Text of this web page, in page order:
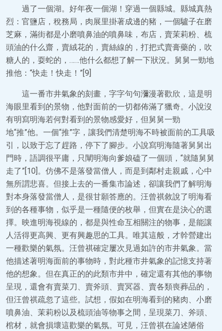
過了一個湖。好年夜一個湖！穿過一個縣城。縣城真熱
烈：官鹽店，稅務局，肉展里掛著成邊的豬，一個驢子在磨
芝麻，滿街都是小磨噴鼻油的噴鼻味，布店，賣茉莉粉、梳
頭油的什么齋，賣絨花的，賣絲線的，打把式賣膏藥的，吹
糖人的，耍蛇的，……他什么都想了解一下狀況。舅舅一勁地
推他：“快走！快走！”[9]
這一番市井氣象的刻畫，字字句句瀰漫著歡欣，這是明
海眼里看到的景物，他對面前的一切都佈滿了獵奇。小說沒
有明寫明海若何對看到的景物感愛好，但舅舅一勁
地“推”他。一個“推”字，讓我們清楚明海不時被面前的工具吸
引，以致于忘了趕路，停下了腳步。小說寫明海隨著舅舅出
門時，語調很平庸，只闡明海向爹娘磕了一個頭，“就隨舅舅
走了”[10]。仿佛不是落發當僧人，而是到鄰村走親戚，心中
無所謂悲喜。但接上去的一番集市論述，卻讓我們了解明海
對本身落發當僧人，是很甘願答應的。汪曾祺敘說了明海看
到的各種事物，似乎是一種隨便的枚舉，但實在是決心的選
擇。映進明海視線的，都是與性命互相關注的物事，是能讓
人活得更高興、更有興趣思的工具。唯其這般，才幹營建出
一種歡樂的氣氛。汪曾祺確定屢次見過如許的市井氣象。當
他描述著明海面前的事物時，對此種市井氣象的記憶支持著
他的想象。但在真正的的此類市井中，確定還有其他的事物
呈現，還會有賣菜刀、賣斧頭、賣冥器、賣各類喪葬品的，
但汪曾祺疏忽了這些。試想，假如在明海看到的豬肉、小磨
噴鼻油、茉莉粉以及梳頭油等物事之間，呈現菜刀、斧頭、
棺材，就會損壞這歡樂的氣氛。可見，汪曾祺在論述陋俗